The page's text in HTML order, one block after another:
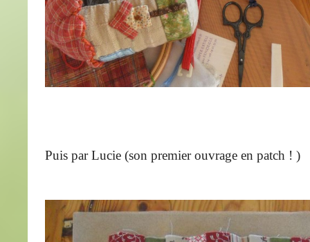
Puis par Lucie (son premier ouvrage en patch ! )